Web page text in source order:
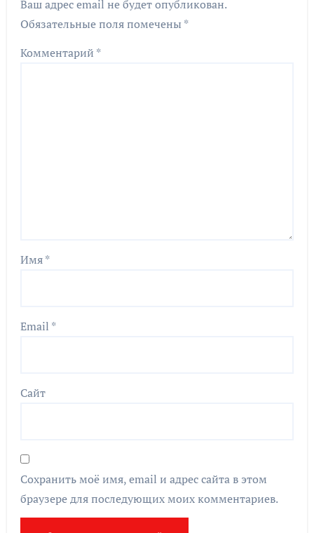
Ваш адрес email не будет опубликован.
Обязательные поля помечены *
Комментарий *
Имя*
Email *
Сайт
Сохранить моё имя, email и адрес сайта в этом
браузере для последующих моих комментариев.